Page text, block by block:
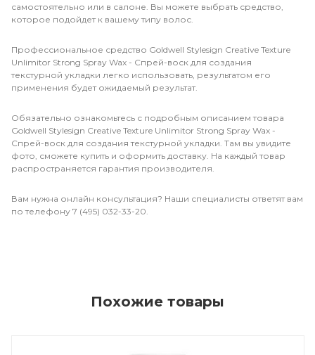
самостоятельно или в салоне. Вы можете выбрать средство,
которое подойдет к вашему типу волос.
Профессиональное средство Goldwell Stylesign Creative Texture
Unlimitor Strong Spray Wax - Спрей-воск для создания
текстурной укладки легко использовать, результатом его
применения будет ожидаемый результат.
Обязательно ознакомьтесь с подробным описанием товара
Goldwell Stylesign Creative Texture Unlimitor Strong Spray Wax -
Спрей-воск для создания текстурной укладки. Там вы увидите
фото, сможете купить и оформить доставку. На каждый товар
распространяется гарантия производителя.
Вам нужна онлайн консультация? Наши специалисты ответят вам
по телефону 7 (495) 032-33-20.
Похожие товары